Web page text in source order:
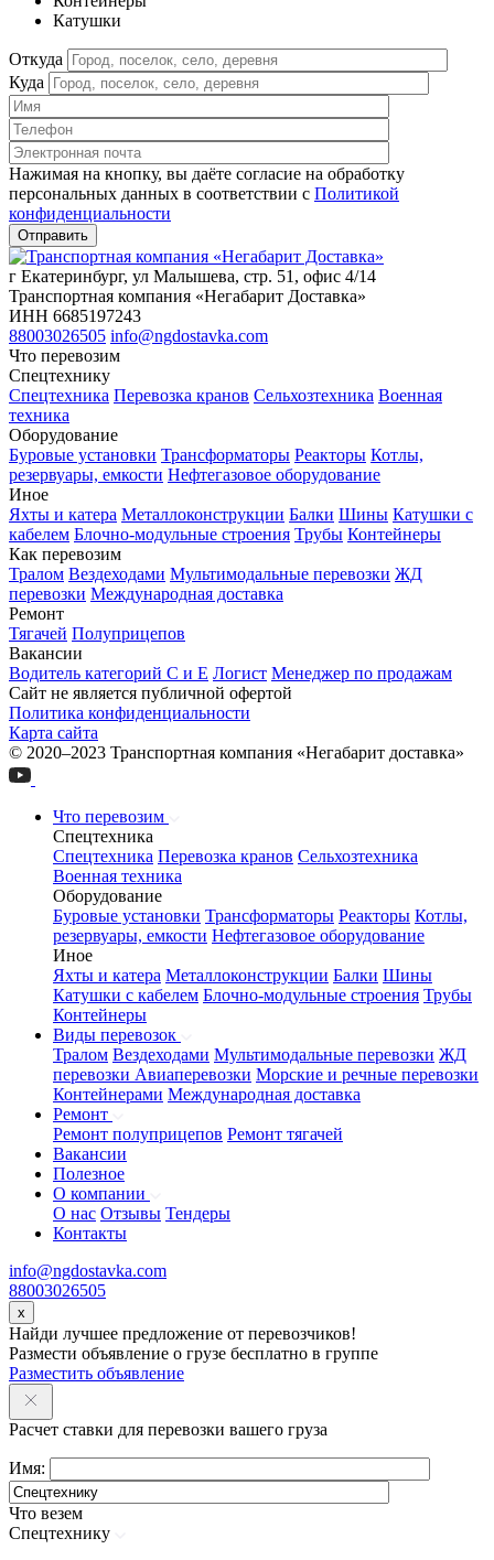
Катушки
Откуда
Куда
Нажимая на кнопку, вы даёте согласие на обработку
персональных данных в соответствии c Политикой
конфиденциальности
г Екатеринбург, ул Малышева, стр. 51, офис 4/14
Транспортная компания «Негабарит Доставка»
ИНН 6685197243
88003026505 info@ngdostavka.com
Что перевозим
Спецтехнику
Спецтехника Перевозка кранов Сельхозтехника Военная
техника
Оборудование
Буровые установки Трансформаторы Реакторы Котлы,
резервуары, емкости Нефтегазовое оборудование
Иное
Яхты и катера Металлоконструкции Балки Шины Катушки с
кабелем Блочно-модульные строения Трубы Контейнеры
Как перевозим
Тралом Вездеходами Мультимодальные перевозки ЖД
перевозки Международная доставка
Ремонт
Тягачей Полуприцепов
Вакансии
Водитель категорий С и Е Логист Менеджер по продажам
Сайт не является публичной офертой
Политика конфиденциальности
Карта сайта
© 2020–2023 Транспортная компания «Негабарит доставка»
Что перевозим
Спецтехника
Спецтехника Перевозка кранов Сельхозтехника
Военная техника
Оборудование
Буровые установки Трансформаторы Реакторы Котлы,
резервуары, емкости Нефтегазовое оборудование
Иное
Яхты и катера Металлоконструкции Балки Шины
Катушки с кабелем Блочно-модульные строения Трубы
Контейнеры
Виды перевозок
Тралом Вездеходами Мультимодальные перевозки ЖД
перевозки Авиаперевозки Морские и речные перевозки
Контейнерами Международная доставка
Ремонт
Ремонт полуприцепов Ремонт тягачей
Вакансии
Полезное
О компании
О нас Отзывы Тендеры
Контакты
info@ngdostavka.com
88003026505
x
Найди лучшее предложение от перевозчиков!
Размести объявление о грузе бесплатно в группе
Разместить объявление
Расчет ставки для перевозки вашего груза
Имя:
Что везем
Спецтехнику